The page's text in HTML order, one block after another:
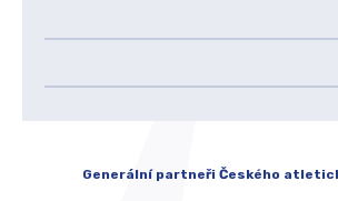
Generální partneři Českého